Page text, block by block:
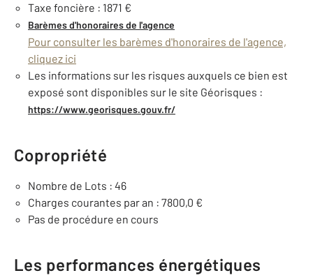
Taxe foncière : 1871 €
Barèmes d'honoraires de l'agence
Pour consulter les barèmes d'honoraires de l'agence,
cliquez ici
Les informations sur les risques auxquels ce bien est
exposé sont disponibles sur le site Géorisques :
https://www.georisques.gouv.fr/
Copropriété
Nombre de Lots : 46
Charges courantes par an : 7800,0 €
Pas de procédure en cours
Les performances énergétiques